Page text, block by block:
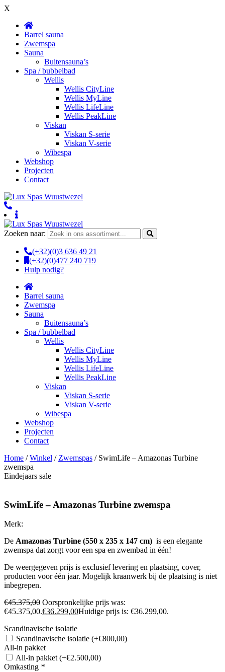
X
Barrel sauna
Zwemspa
Sauna
Buitensauna’s
Spa / bubbelbad
Wellis
Wellis CityLine
Wellis MyLine
Wellis LifeLine
Wellis PeakLine
Viskan
Viskan S-serie
Viskan V-serie
Wibespa
Webshop
Projecten
Contact
Zoeken naar:
(+32)(0)3 636 49 21
(+32)(0)477 240 719
Hulp nodig?
Barrel sauna
Zwemspa
Sauna
Buitensauna’s
Spa / bubbelbad
Wellis
Wellis CityLine
Wellis MyLine
Wellis LifeLine
Wellis PeakLine
Viskan
Viskan S-serie
Viskan V-serie
Wibespa
Webshop
Projecten
Contact
Home /Winkel / Zwemspas / SwimLife – Amazonas Turbine
zwemspa
Eindejaars sale
SwimLife – Amazonas Turbine zwemspa
Merk:
De Amazonas Turbine (550 x 235 x 147 cm) is een elegante
zwemspa dat zorgt voor een spa en zwembad in één!
De weergegeven prijs is exclusief levering en plaatsing, cover,
producten voor één jaar. Mogelijk kraanwerk bij de plaatsing is niet
inbegrepen.
€45.375,00 Oorspronkelijke prijs was:
€45.375,00.€36.299,00Huidige prijs is: €36.299,00.
Scandinavische isolatie
Scandinavische isolatie (+€800,00)
All-in pakket
All-in pakket(+€2.500,00)
Omkasting *